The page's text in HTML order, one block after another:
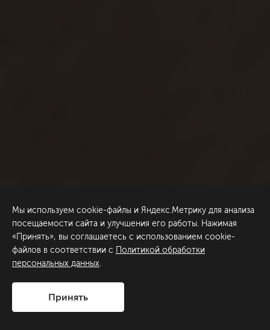
Мы используем cookie-файлы и Яндекс.Метрику для анализа
посещаемости сайта и улучшения его работы. Нажимая
«Принять», вы соглашаетесь с использованием cookie-
файлов в соответствии с Политикой обработки
персональных данных.
Принять